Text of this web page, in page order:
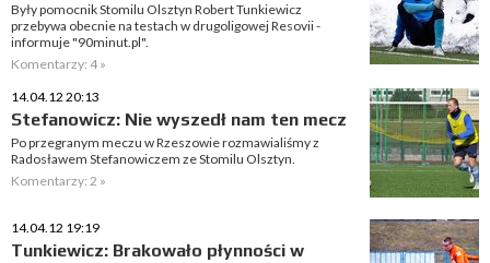
Były pomocnik Stomilu Olsztyn Robert Tunkiewicz
przebywa obecnie na testach w drugoligowej Resovii -
informuje "90minut.pl".
Komentarzy: 4 »
14.04.12 20:13
Stefanowicz: Nie wyszedł nam ten mecz
Po przegranym meczu w Rzeszowie rozmawialiśmy z
Radosławem Stefanowiczem ze Stomilu Olsztyn.
Komentarzy: 2 »
14.04.12 19:19
Tunkiewicz: Brakowało płynności w